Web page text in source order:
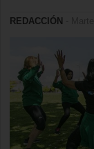
REDACCIÓN